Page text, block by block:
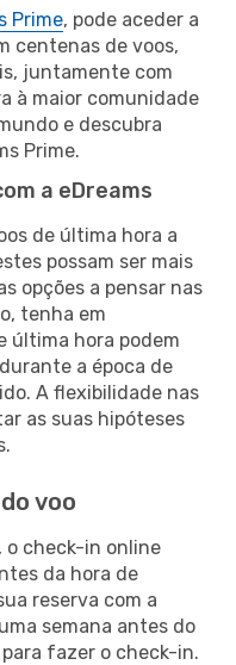
Prime, pode aceder a
centenas de voos,
juntamente com
à maior comunidade
e descubra
Prime.
a eDreams
de última hora a
possam ser mais
opções a pensar nas
tenha em
última hora podem
a época de
A flexibilidade nas
as suas hipóteses
voo
o check-in online
da hora de
reserva com a
semana antes do
fazer o check-in.